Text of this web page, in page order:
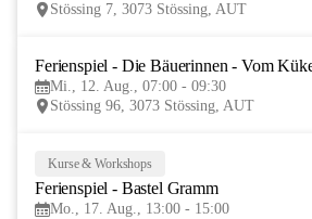
Stössing 7, 3073 Stössing, AUT
Ferienspiel - Die Bäuerinnen - Vom
Mi., 12. Aug., 07:00 - 09:30
Stössing 96, 3073 Stössing, AUT
Kurse & Workshops
Ferienspiel - Bastel Gramm
Mo., 17. Aug., 13:00 - 15:00